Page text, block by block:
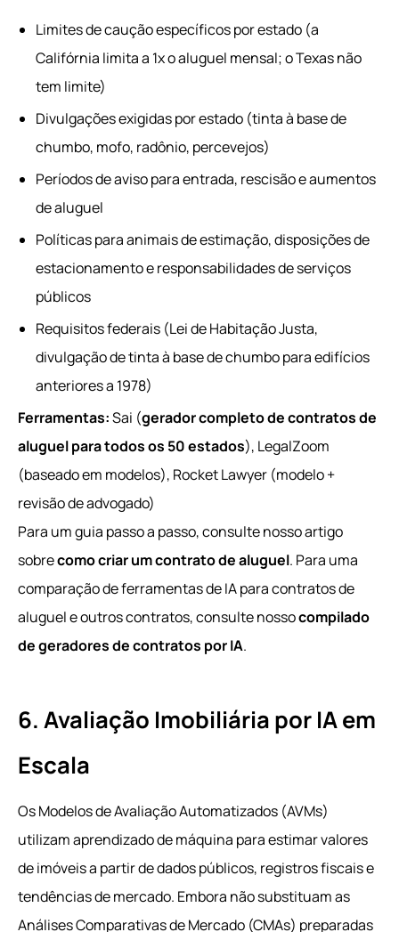
Limites de caução específicos por estado (a
Califórnia limita a 1x o aluguel mensal; o Texas não
tem limite)
Divulgações exigidas por estado (tinta à base de
chumbo, mofo, radônio, percevejos)
Períodos de aviso para entrada, rescisão e aumentos
de aluguel
Políticas para animais de estimação, disposições de
estacionamento e responsabilidades de serviços
públicos
Requisitos federais (Lei de Habitação Justa,
divulgação de tinta à base de chumbo para edifícios
anteriores a 1978)
Ferramentas:Sai (gerador completo de contratos de
aluguel para todos os 50 estados), LegalZoom
(baseado em modelos), Rocket Lawyer (modelo +
revisão de advogado)
Para um guia passo a passo, consulte nosso artigo
sobrecomo criar um contrato de aluguel. Para uma
comparação de ferramentas de IA para contratos de
aluguel e outros contratos, consulte nossocompilado
de geradores de contratos por IA.
6. Avaliação Imobiliária por IA em
Escala
Os Modelos de Avaliação Automatizados (AVMs)
utilizam aprendizado de máquina para estimar valores
de imóveis a partir de dados públicos, registros fiscais e
tendências de mercado. Embora não substituam as
Análises Comparativas de Mercado (CMAs) preparadas